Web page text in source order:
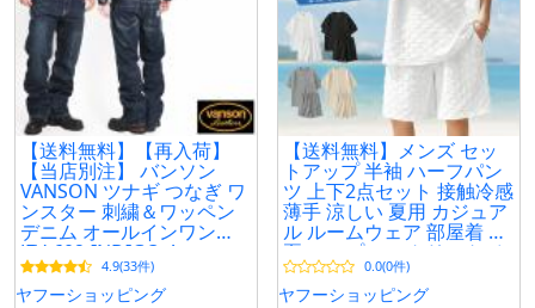
【送料無料】【再入荷】
【当店別注】 バンソン
VANSON ツナギ つなぎ ワ
ンスター 刺繍＆ワッペン
デニム オールインワン
JFV-602-INDIGO-A
4.9(33件)
ヤフーショッピング
【送料無料】メンズ セッ
トアップ 半袖 ハーフパン
ツ 上下2点セット 接触冷感
薄手 涼しい 夏用 カジュア
ル ルームウェア 部屋着 春
夏 シンプル ストリート ゆ
ったり 韓国風
0.0(0件)
ヤフーショッピング